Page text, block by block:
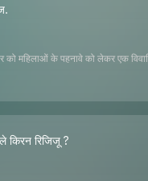
महिलाओं के पहनावे को लेकर एक
किरन रिजिजू ?